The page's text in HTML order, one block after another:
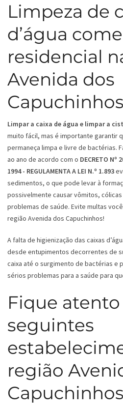
Limpeza de
d’água
residencial
Avenida dos
Limpar a caixa de água e limpar a
muito fácil, mas é importante garantir
permaneça limpa e livre de bactérias.
ao ano de acordo com o DECRETO Nº
1994 - REGULAMENTA A LEI N.º 1.893
sedimentos, o que pode levar à
possivelmente causar vômitos,
problemas de saúde. Evite multas
região Avenida dos Capuchinhos!
A falta de higienização das caixas
desde entupimentos decorrentes de
caixa até o surgimento de bactérias e
sérios problemas para a saúde para
Fique atento
seguintes
região